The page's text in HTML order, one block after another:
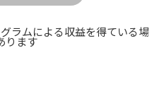
ラムによる収益を得ている場
ります